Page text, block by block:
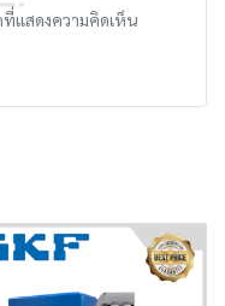
แสดงความคิดเห็น